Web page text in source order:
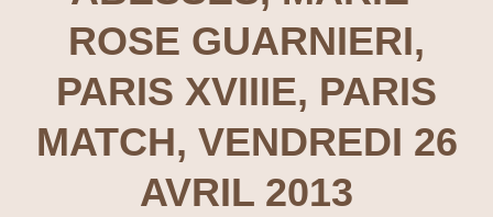
ROSE GUARNIERI,
PARIS XVIIIE, PARIS
MATCH, VENDREDI 26
AVRIL 2013